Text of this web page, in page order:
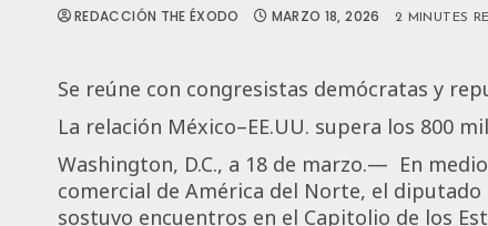
REDACCIÓN THE ÉXODO MARZO 18, 2026 2 MINUTES
Se reúne con congresistas demócratas y
La relación México–EE.UU. supera los 800
Washington, D.C., a 18 de marzo.— En
comercial de América del Norte, el
sostuvo encuentros en el Capitolio de los